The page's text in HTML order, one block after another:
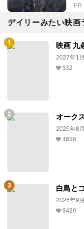
PR
デイリーみたい映画
映画 九
2027年1
532
オーク
2026年8
4658
白鳥と
2026年9
9420